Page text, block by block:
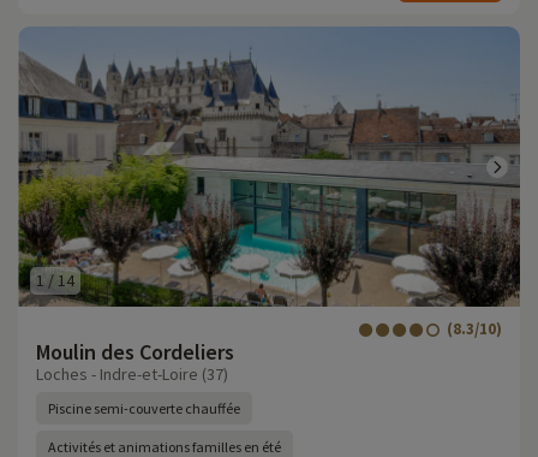
1 /14
Moulin des Cordeliers
(8.3/10)
Loches - Indre-et-Loire (37)
Piscine semi-couverte chauffée
Activités et animations familles en été